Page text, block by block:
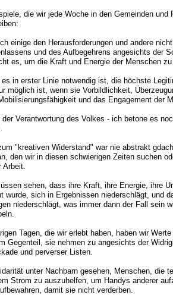
die wir jede Woche in den Gemeinden
einige den Herausforderungen und andere
und des Aufbegehrens angesichts der
es, um die Kraft und Energie der Menschen
in erster Linie notwendig ist, die höchste
möglich ist, wenn sie Vorbildlichkeit,
und das Engagement der
Verantwortung des Volkes - ich betone es
"kreativen Widerstand" war nie abstrakt
den wir in diesen schwierigen Zeiten suchen
sehen, dass ihre Kraft, ihre Energie, ihre
wurde, sich in Ergebnissen niederschlägt, und
niederschlägt, was immer dann der Fall sein
Tagen, die wir erlebt haben, haben wir
Gegenteil, sie nehmen zu angesichts der
und perverser Listen.
unter Nachbarn gesehen, Menschen, die
Strom zu auszuhelfen, um Handys anderer
damit sie nicht verderben.